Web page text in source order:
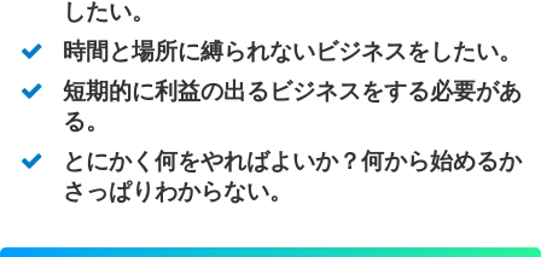
したい。
時間と場所に縛られないビジネスをしたい。
短期的に利益の出るビジネスをする必要があ
る。
とにかく何をやればよいか？何から始めるか
さっぱりわからない。